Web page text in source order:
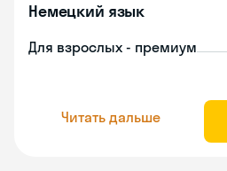
Немецкий язык
Для взрослых - премиум
Читать дальше